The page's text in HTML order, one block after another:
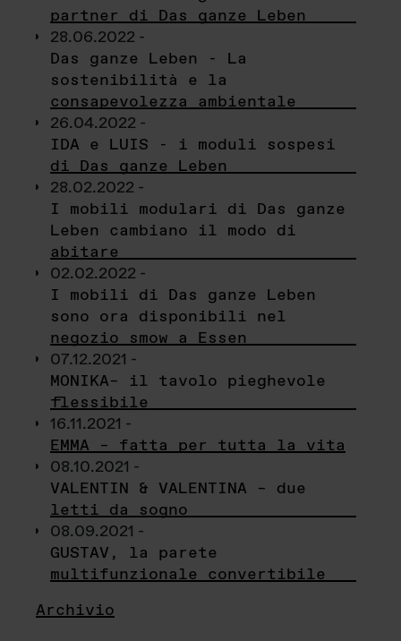
partner di Das ganze Leben
28.06.2022 -
Das ganze Leben - La
sostenibilità e la
consapevolezza ambientale
26.04.2022 -
IDA e LUIS - i moduli sospesi
di Das ganze Leben
28.02.2022 -
I mobili modulari di Das ganze
Leben cambiano il modo di
abitare
02.02.2022 -
I mobili di Das ganze Leben
sono ora disponibili nel
negozio smow a Essen
07.12.2021 -
MONIKA– il tavolo pieghevole
flessibile
16.11.2021 -
EMMA – fatta per tutta la vita
08.10.2021 -
VALENTIN & VALENTINA – due
letti da sogno
08.09.2021 -
GUSTAV, la parete
multifunzionale convertibile
Archivio